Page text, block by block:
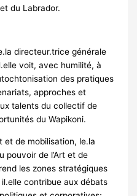
du Labrador.
directeur.trice générale
voit, avec humilité, à
des pratiques
approches et
talents du collectif de
du Wapikoni.
et de mobilisation, le.la
pouvoir de l’Art et de
les zones stratégiques
contribue aux débats